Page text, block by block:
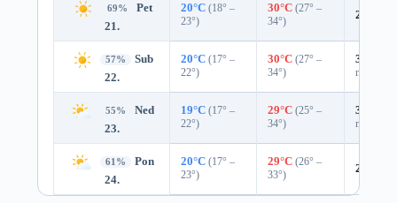
69%
Pet
21.
20°C (18° –
23°)
30°C (27° –
34°)
24%
57%
Sub
22.
20°C (17° –
22°)
30°C (27° –
34°)
33%
mm)
55%
Ned
23.
19°C (17° –
22°)
29°C (25° –
34°)
35%
mm)
61%
Pon
24.
20°C (17° –
23°)
29°C (26° –
33°)
20%